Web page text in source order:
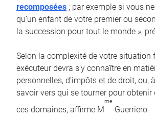
recomposées ; par exemple si vous
qu’un enfant de votre premier ou
la succession pour tout le monde »,
Selon la complexité de votre situation
exécuteur devra s’y connaître en
personnelles, d’impôts et de droit, ou,
savoir vers qui se tourner pour obtenir
ces domaines, affirme M
me
Guerriero.